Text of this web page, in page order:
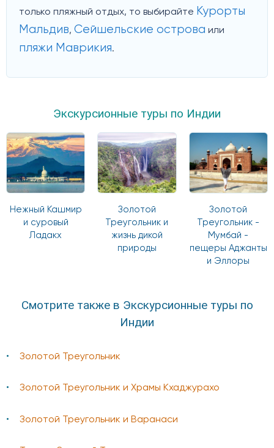
только пляжный отдых, то выбирайте Курорты
Мальдив, Сейшельские острова или
пляжи Маврикия.
Экскурсионные туры по Индии
Нежный Кашмир
и суровый
Ладакх
Золотой
Треугольник и
жизнь дикой
природы
Золотой
Треугольник -
Мумбай -
пещеры Аджанты
и Эллоры
Смотрите также в Экскурсионные туры по
Индии
Золотой Треугольник
Золотой Треугольник и Храмы Кхаджурахо
Золотой Треугольник и Варанаси